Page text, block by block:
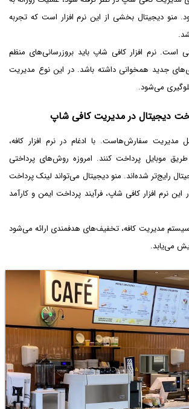
منو دیجیتال بخشی از این نرم افزار است که تجربه
است. نرم افزار کافی شاپ باید بروزرسانی‌های منظم
جدید همخوانی داشته باشد. در این نوع مدیریت
می‌شود.
دیجیتال در مدیریت کافی شاپ
مدیریت سفارش‌هاست. با ادغام در نرم افزار کافه،
طریق موبایل پرداخت کنند. امروزه روش‌های پرداختی
رایج‌تر شده‌اند. منو دیجیتال می‌تواند لینک پرداخت
نرم افزار کافی شاپ، فرآیند پرداخت ایمن و کارآمد
مدیریت کافه، تخفیف‌های هدفمندی ارائه می‌شود
می‌یابد.